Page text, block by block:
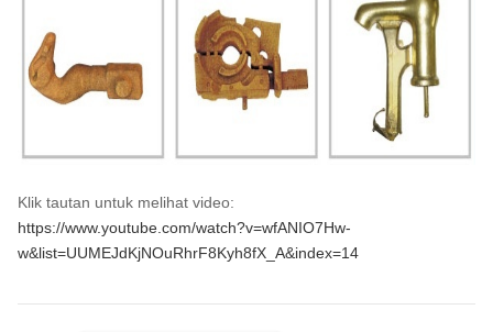
Klik tautan untuk melihat video:
https://www.youtube.com/watch?v=wfANIO7Hw-
w&list=UUMEJdKjNOuRhrF8Kyh8fX_A&index=14